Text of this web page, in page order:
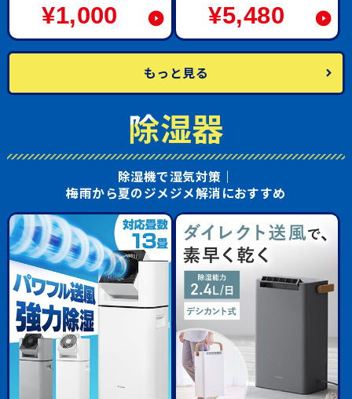
¥1,000 ¥5,480
もっと見る
除湿器
除湿機で湿気対策｜
梅雨から夏のジメジメ解消におすすめ